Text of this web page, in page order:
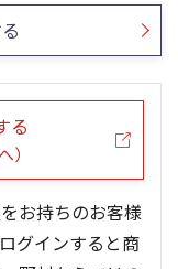
来高(千)
来高(百万)
る
）
お持ちのお客様
グインすると商